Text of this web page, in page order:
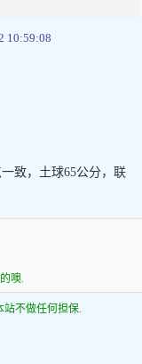
10:59:08
致，土球65公分，联
噢.
站不做任何担保.